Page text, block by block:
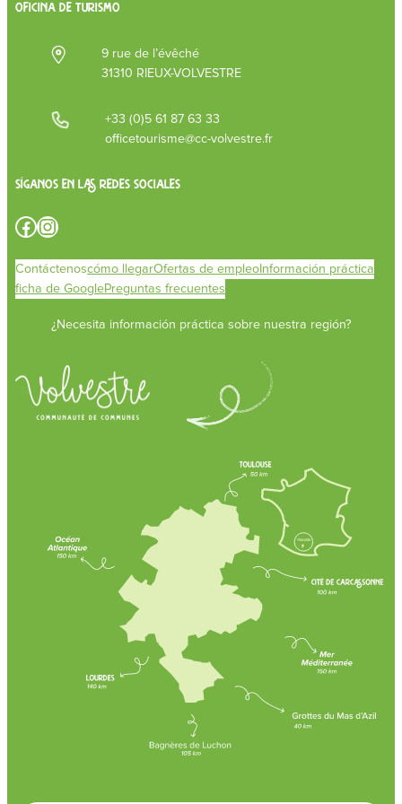
OFICINA DE TURISMO
9 rue de l’évêché
31310 RIEUX-VOLVESTRE
+33 (0)5 61 87 63 33
officetourisme@cc-volvestre.fr
Síganos en las redes sociales
Facebook Instagram
Contáctenoscómo llegarOfertas de empleoInformación práctica
ficha de GooglePreguntas frecuentes
¿Necesita información práctica sobre nuestra región?